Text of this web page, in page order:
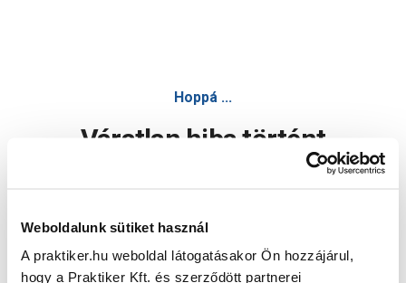
Weboldalunk sütiket használ
A praktiker.hu weboldal látogatásakor Ön hozzájárul,
hogy a Praktiker Kft. és szerződött partnerei
Hoppá ...
Váratlan hiba történt
Oldal újratöltése